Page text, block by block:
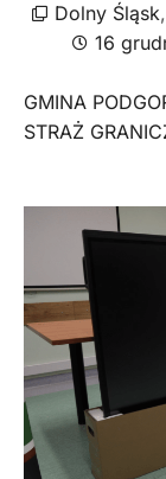
Dolny Śląsk,
16
GMINA
STRAŻ